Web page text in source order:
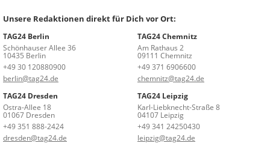
Unsere Redaktionen direkt für Dich vor Ort:
TAG24 Berlin
Schönhauser Allee 36
10435 Berlin
+49 30 120880900
berlin@tag24.de
TAG24 Chemnitz
Am Rathaus 2
09111 Chemnitz
+49 371 6906600
chemnitz@tag24.de
TAG24 Dresden
Ostra-Allee 18
01067 Dresden
+49 351 888-2424
dresden@tag24.de
TAG24 Leipzig
Karl-Liebknecht-Straße 8
04107 Leipzig
+49 341 24250430
leipzig@tag24.de